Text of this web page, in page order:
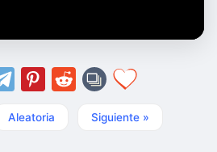
Aleatoria Siguiente »